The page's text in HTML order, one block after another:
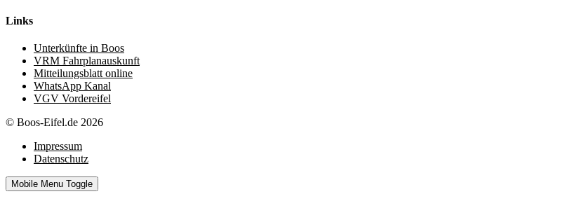
Links
Unterkünfte in Boos
VRM Fahrplanauskunft
Mitteilungsblatt online
WhatsApp Kanal
VGV Vordereifel
© Boos-Eifel.de 2026
Impressum
Datenschutz
Mobile Menu Toggle